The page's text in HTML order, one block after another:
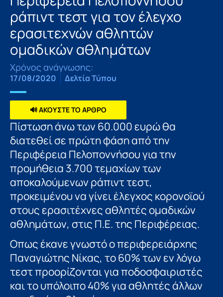
ράπιντ τεστ για τον έλεγχο
ερασιτεχνών αθλητών
ομαδικών αθλημάτων
Χρόνος ανάγνωσης:
17/08/2020 Δελτία Τύπου
🔊 ΑΚΟΥΣΤΕ ΤΟ ΑΡΘΡΟ
Πίστωση άνω των 60.000 ευρώ θα
διατεθεί σε πρώτη φάση από την
Περιφέρεια Πελοποννήσου για την
προμήθεια 3.700 τεμαχίων των
αποκαλούμενων ράπιντ τεστ,
προκειμένου να γίνει έλεγχος κορονοϊού
στους ερασιτέχνες αθλητές ομαδικών
αθλημάτων, στις Π.Ε. της Περιφέρειας.
Οπως έκανε γνωστό ο περιφερειάρχης
Παναγιώτης Νίκας, το 60% των εν λόγω
τεστ προορίζονται για ποδοσφαιριστές
και το υπόλοιπο 40% για αθλητές άλλων